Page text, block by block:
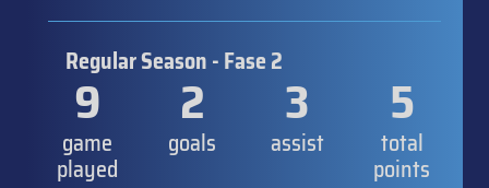
Regular Season - Fase 2
9
game
played
2
goals
3
assist
5
total
points